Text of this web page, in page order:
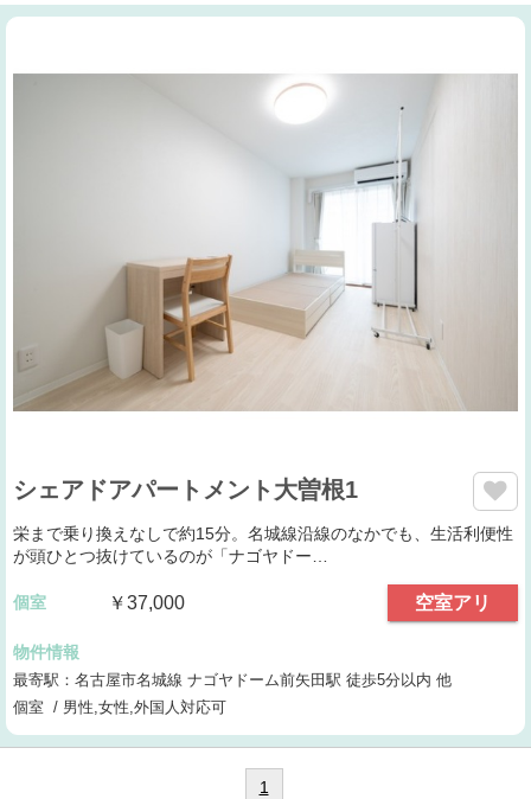
シェアドアパートメント大曽根1
栄まで乗り換えなしで約15分。名城線沿線のなかでも、生活利便性
が頭ひとつ抜けているのが「ナゴヤドー…
個室 ￥37,000 空室アリ
物件情報
最寄駅：名古屋市名城線 ナゴヤドーム前矢田駅 徒歩5分以内 他
個室 / 男性,女性,外国人対応可
1